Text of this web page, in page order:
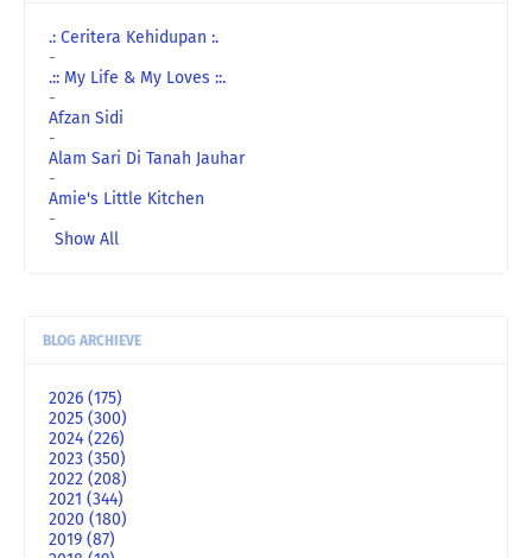
.: Ceritera Kehidupan :.
-
.:: My Life & My Loves ::.
-
Afzan Sidi
-
Alam Sari Di Tanah Jauhar
-
Amie's Little Kitchen
-
Show All
BLOG ARCHIEVE
2026 (175)
2025 (300)
2024 (226)
2023 (350)
2022 (208)
2021 (344)
2020 (180)
2019 (87)